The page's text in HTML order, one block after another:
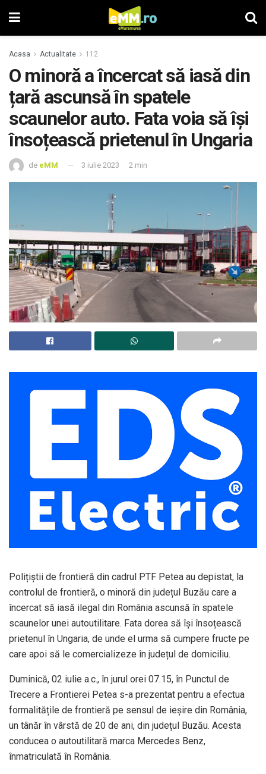
Acasa Actualitate 112
O minoră a încercat să iasă din
țară ascunsă în spatele
scaunelor auto. Fata voia să își
însoțească prietenul în Ungaria
de eMM 3 iulie 2023 2 min
Polițiștii de frontieră din cadrul PTF Petea au depistat, la
controlul de frontieră, o minoră din județul Buzău care a
încercat să iasă ilegal din România ascunsă în spatele
scaunelor unei autoutilitare. Fata dorea să își însoțească
prietenul în Ungaria, de unde el urma să cumpere fructe pe
care apoi să le comercializeze în județul de domiciliu.
Duminică, 02 iulie a.c., în jurul orei 07.15, în Punctul de
Trecere a Frontierei Petea s-a prezentat pentru a efectua
formalitățile de frontieră pe sensul de ieșire din România,
un tânăr în vârstă de 20 de ani, din județul Buzău. Acesta
conducea o autoutilitară marca Mercedes Benz,
înmatriculată în România.